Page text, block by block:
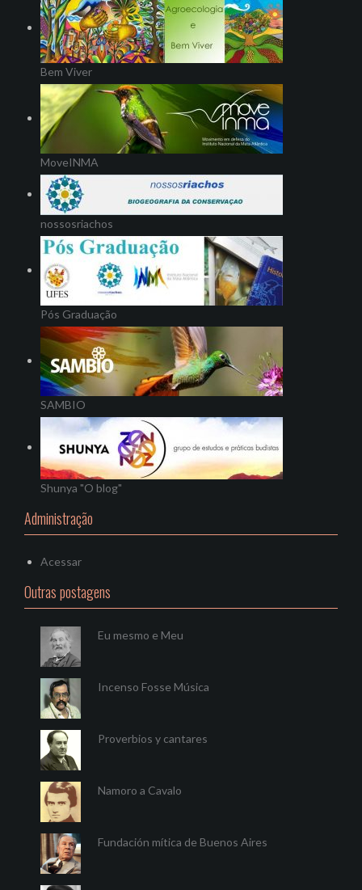
Bem Viver
MoveINMA
nossosriachos
Pós Graduação
SAMBIO
Shunya "O blog"
Administração
Acessar
Outras postagens
Eu mesmo e Meu
Incenso Fosse Música
Proverbios y cantares
Namoro a Cavalo
Fundación mítica de Buenos Aires